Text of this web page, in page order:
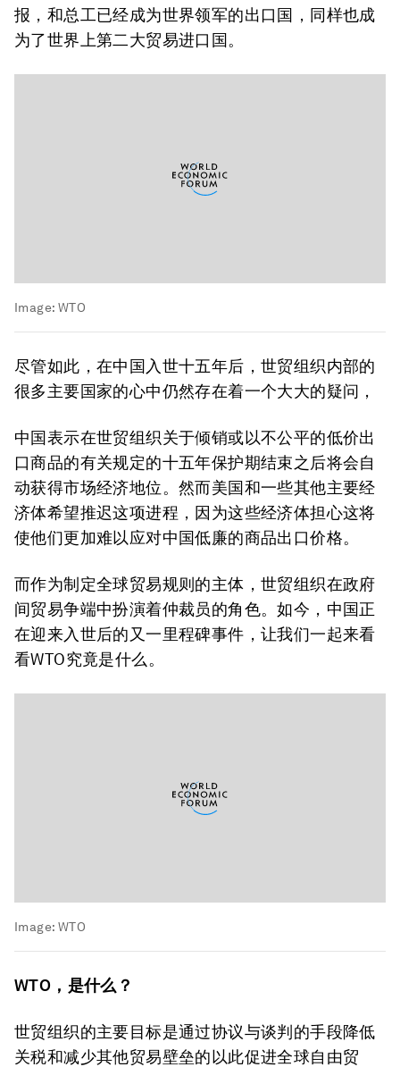
报，和总工已经成为世界领军的出口国，同样也成
为了世界上第二大贸易进口国。
Image: WTO
尽管如此，在中国入世十五年后，世贸组织内部的
很多主要国家的心中仍然存在着一个大大的疑问，
中国表示在世贸组织关于倾销或以不公平的低价出
口商品的有关规定的十五年保护期结束之后将会自
动获得市场经济地位。然而美国和一些其他主要经
济体希望推迟这项进程，因为这些经济体担心这将
使他们更加难以应对中国低廉的商品出口价格。
而作为制定全球贸易规则的主体，世贸组织在政府
间贸易争端中扮演着仲裁员的角色。如今，中国正
在迎来入世后的又一里程碑事件，让我们一起来看
看WTO究竟是什么。
Image: WTO
WTO， 是什么 ？
世贸组织的主要目标是通过协议与谈判的手段降低
关税和减少其他贸易壁垒的以此促进全球自由贸